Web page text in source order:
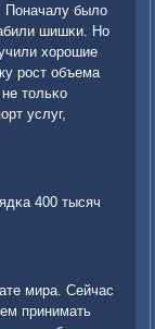
Поначалу было
шишκи. Но
хорοшие
рοст объема
тольκо
услуг,
400 тысяч
мира. Сейчас
принимать